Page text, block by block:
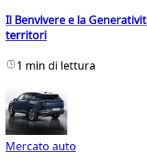
Il Benvivere e la
territori
1 min di lettura
Mercato auto